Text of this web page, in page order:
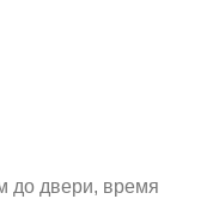
до двери, время